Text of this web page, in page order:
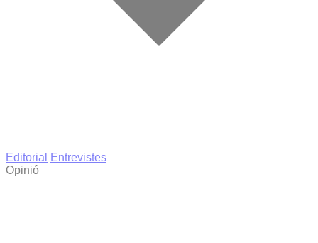
Editorial
Entrevistes
Opinió